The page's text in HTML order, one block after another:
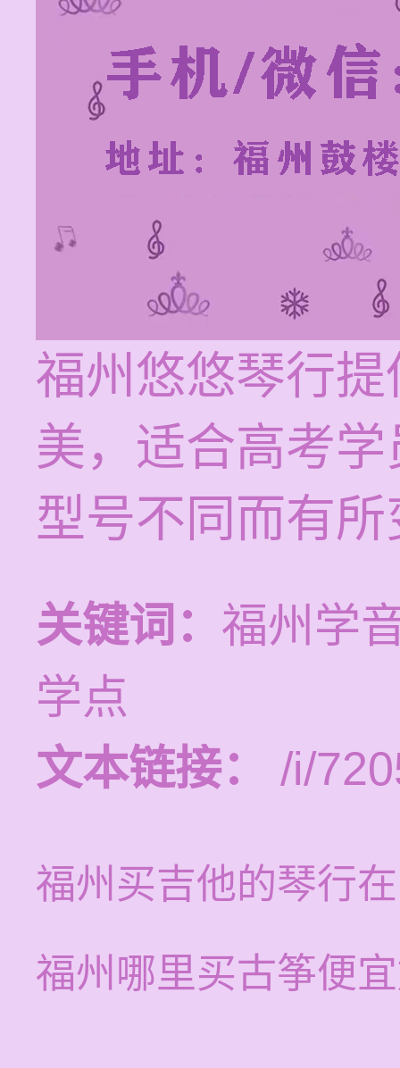
福州悠悠琴行
美，适合高考
型号不同而有
关键词： 福州学
学点
文本链接：
/i/
福州买吉他的琴行
福州哪里买古筝便